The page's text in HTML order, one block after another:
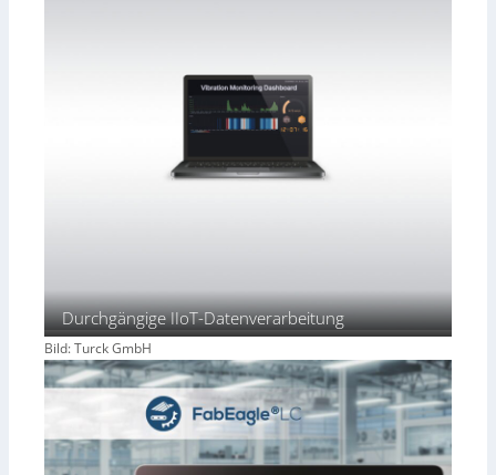
Durchgängige IIoT-Datenverarbeitung
Bild: Turck GmbH